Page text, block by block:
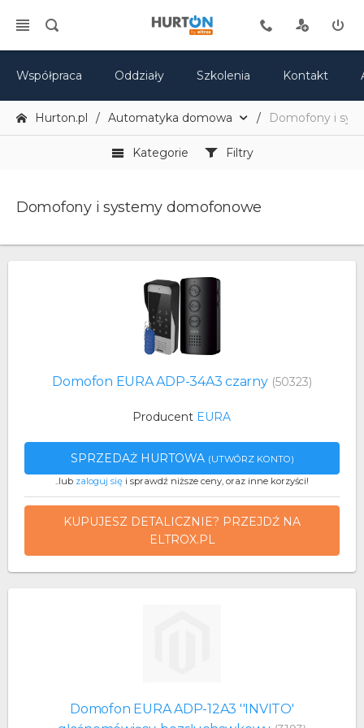
Współpraca Oddziały Szkolenia Kontakt
Hurton.pl Automatyka domowa Domofony i
Kategorie Filtry
Domofony i systemy domofonowe
Domofon EURA ADP-34A3 czarny (50323)
Producent EURA
SPRZEDAŻ HURTOWA (UTWÓRZ KONTO)
..lub zaloguj się i sprawdź niższe ceny, oraz inne korzyści!
KUPUJESZ DETALICZNIE? PRZEJDŹ NA
ELTROX.PL
Domofon EURA ADP-12A3 ''INVITO'